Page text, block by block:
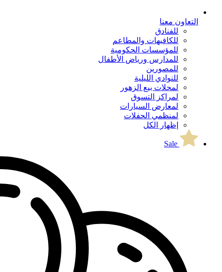
التعاون معنا
للفنادق
للكافيهات والمطاعم
للمؤسسات الحكومية
للمدارس ورياض الأطفال
للمصورين
للنوادي الليلية
لمحلات بيع الزهور
لمراكز التسوق
لمعارض السيارات
لمنظمي الحفلات
إظهار الكل